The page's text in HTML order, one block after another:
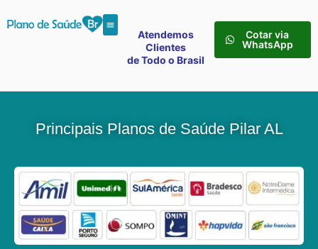
Atendemos
Clientes
de Todo o Brasil
Cotar via
WhatsApp
Principais Planos de Saúde Pilar AL